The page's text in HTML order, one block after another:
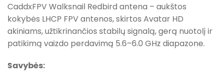
CaddxFPV Walksnail Redbird antena – aukštos
kokybės LHCP FPV antenos, skirtos Avatar HD
akiniams, užtikrinančios stabilų signalą, gerą nuotolį ir
patikimą vaizdo perdavimą 5.6–6.0 GHz diapazone.
Savybės: